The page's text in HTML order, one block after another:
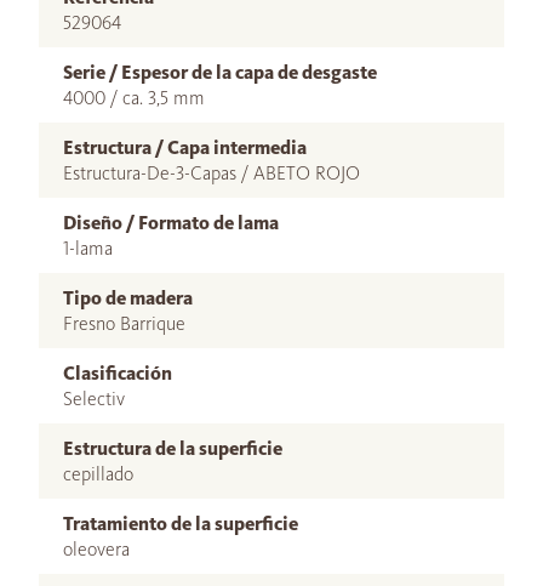
529064
Serie / Espesor de la capa de desgaste
4000 / ca. 3,5 mm
Estructura / Capa intermedia
Estructura-De-3-Capas / ABETO ROJO
Diseño / Formato de lama
1-lama
Tipo de madera
Fresno Barrique
Clasificación
Selectiv
Estructura de la superficie
cepillado
Tratamiento de la superficie
oleovera